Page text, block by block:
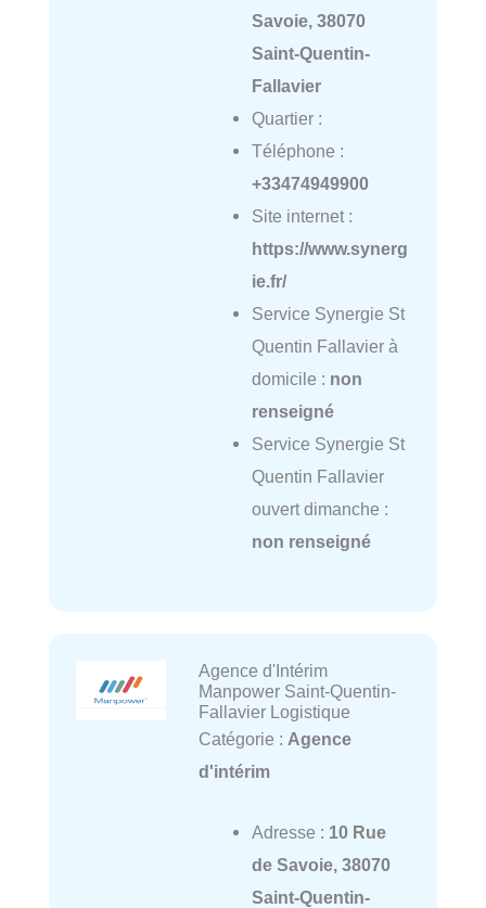
Savoie, 38070
Saint-Quentin-
Fallavier
Quartier :
Téléphone :
+33474949900
Site internet :
https://www.synerg
ie.fr/
Service Synergie St
Quentin Fallavier à
domicile : non
renseigné
Service Synergie St
Quentin Fallavier
ouvert dimanche :
non renseigné
Agence d'Intérim
Manpower Saint-Quentin-
Fallavier Logistique
Catégorie : Agence
d'intérim
Adresse : 10 Rue
de Savoie, 38070
Saint-Quentin-